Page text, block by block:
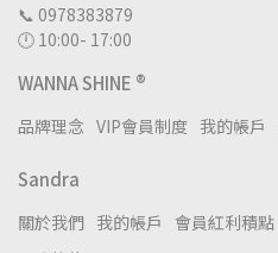
📞 0978383879
🕛 10:00- 17:00
WANNA SHINE ®
品牌理念 VIP會員制度 我的帳戶
Sandra
關於我們 我的帳戶 會員紅利積點